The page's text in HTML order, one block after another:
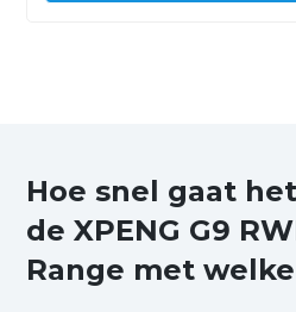
Hoe snel gaat
de XPENG G9
Range met